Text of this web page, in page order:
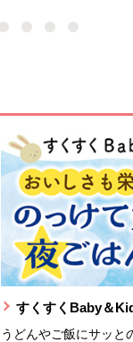
すくすくBaby＆
うどんやご飯にサッと